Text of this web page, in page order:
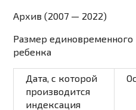
Архив (2007 — 2022)
Размер
ребенка
Дата, с которой
производится
индексация